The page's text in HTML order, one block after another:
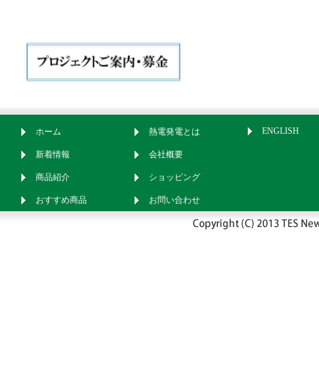
ホーム
新着情報
商品紹介
おすすめ商品
熱電発電とは
会社概要
ショッピング
お問い合わせ
ENGLISH